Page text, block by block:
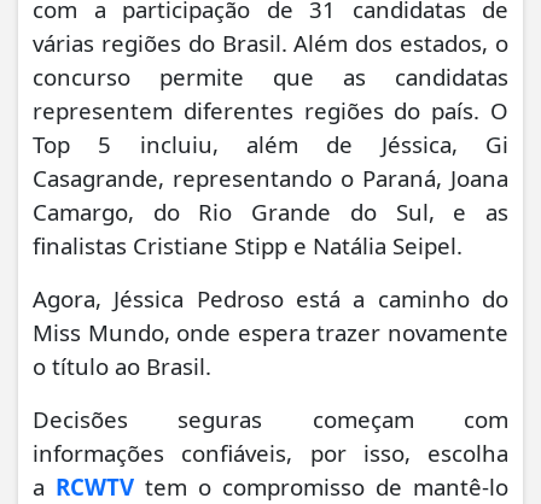
com a participação de 31 candidatas de
várias regiões do Brasil. Além dos estados, o
concurso permite que as candidatas
representem diferentes regiões do país. O
Top 5 incluiu, além de Jéssica, Gi
Casagrande, representando o Paraná, Joana
Camargo, do Rio Grande do Sul, e as
finalistas Cristiane Stipp e Natália Seipel.
Agora, Jéssica Pedroso está a caminho do
Miss Mundo, onde espera trazer novamente
o título ao Brasil.
Decisões seguras começam com
informações confiáveis, por isso, escolha
a RCWTV tem o compromisso de mantê-lo